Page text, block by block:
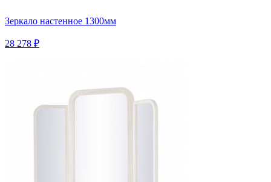
Зеркало настенное 1300мм
28 278 ₽